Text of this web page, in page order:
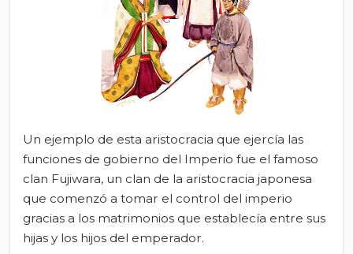
Un ejemplo de esta aristocracia que ejercía las
funciones de gobierno del Imperio fue el famoso
clan Fujiwara, un clan de la aristocracia japonesa
que comenzó a tomar el control del imperio
gracias a los matrimonios que establecía entre sus
hijas y los hijos del emperador.